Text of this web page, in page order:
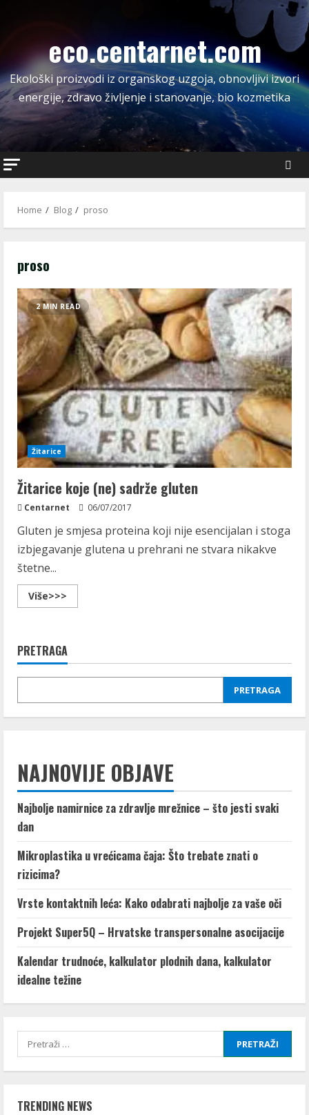
eco.centarnet.com
Ekološki proizvodi iz organskog uzgoja, obnovljivi izvori
energije, zdravo življenje i stanovanje, bio kozmetika
Home Blog proso
proso
2 MIN READ
Žitarice
Žitarice koje (ne) sadrže gluten
Centarnet 06/07/2017
Gluten je smjesa proteina koji nije esencijalan i stoga
izbjegavanje glutena u prehrani ne stvara nikakve
štetne...
Više>>>
more
sadrže
gluten
PRETRAGA
PRETRAGA
NAJNOVIJE OBJAVE
Najbolje namirnice za zdravlje mrežnice – što jesti svaki
dan
Mikroplastika u vrećicama čaja: Što trebate znati o
rizicima?
Vrste kontaktnih leća: Kako odabrati najbolje za vaše oči
Projekt Super5Q – Hrvatske transpersonalne asocijacije
Kalendar trudnoće, kalkulator plodnih dana, kalkulator
idealne težine
Pretraži:
TRENDING NEWS